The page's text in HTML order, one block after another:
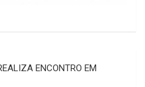
ENCONTRO EM